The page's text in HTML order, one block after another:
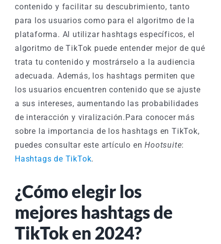
contenido y facilitar su descubrimiento, tanto
para los usuarios como para el algoritmo de la
plataforma. Al utilizar hashtags específicos, el
algoritmo de TikTok puede entender mejor de qué
trata tu contenido y mostrárselo a la audiencia
adecuada. Además, los hashtags permiten que
los usuarios encuentren contenido que se ajuste
a sus intereses, aumentando las probabilidades
de interacción y viralización. Para conocer más
sobre la importancia de los hashtags en TikTok,
puedes consultar este artículo enHootsuite:
Hashtags de TikTok.
¿Cómo elegir los
mejores hashtags de
TikTok en 2024?